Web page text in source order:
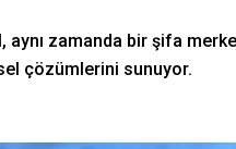
zamanda bir şifa
çözümlerini sunuyor.